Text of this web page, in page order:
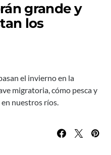
grande y
los
el invierno en la
migratoria, cómo pesca y
nuestros ríos.